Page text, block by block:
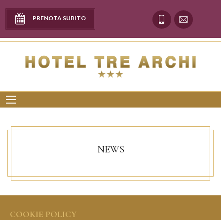
PRENOTA SUBITO
NEWS
COOKIE POLICY